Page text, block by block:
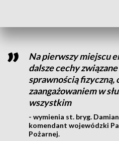
Na pierwszy miejscu
dalsze cechy związane
sprawnością fizyczną,
zaangażowaniem w
wszystkim
- wymienia st. bryg.
komendant wojewódzki
Pożarnej.